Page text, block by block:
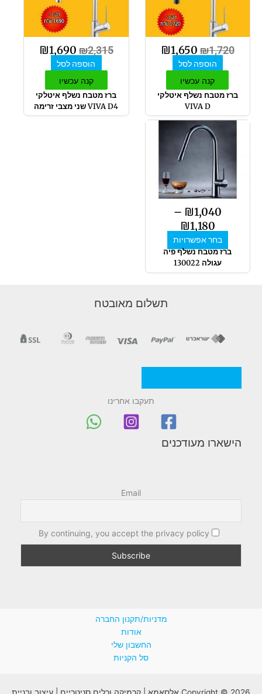
₪1,720
₪1,650
הוספה לסל
קנה עכשיו
ברז מטבח נשלף איטלקי
VIVA D
₪2,315
₪1,690
הוספה לסל
קנה עכשיו
ברז מטבח נשלף איטלקי
VIVA D4 שני מצבי זרימה
₪1,040
–
₪1,180
טווח
מחירים:
עד
⁦₪1,180⁩
בחר אפשרויות
למוצר
זה
מספר
ניתן
את
האפשרויות
בעמוד
המוצר
ברז מטבח נשלף פיה
עגולה 130022
תשלום מאובטח
תעקבו אחרינו
הישארו מעודכנים
Email
By continuing, you accept the privacy policy
מדניות/תקנון החברה
אודות
החשבון שלי
סל הקניות
Copyright © 2026 אלסאמא | קרמיקה וכלים סניטריים | עיצוב ובניית